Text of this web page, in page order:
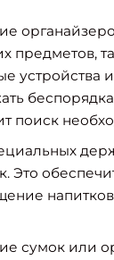
предметов,
устройства и
поиск
Это
сумок или